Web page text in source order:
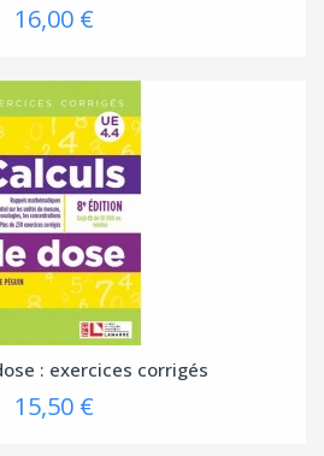
16,00 €
: exercices corrigés
15,50 €